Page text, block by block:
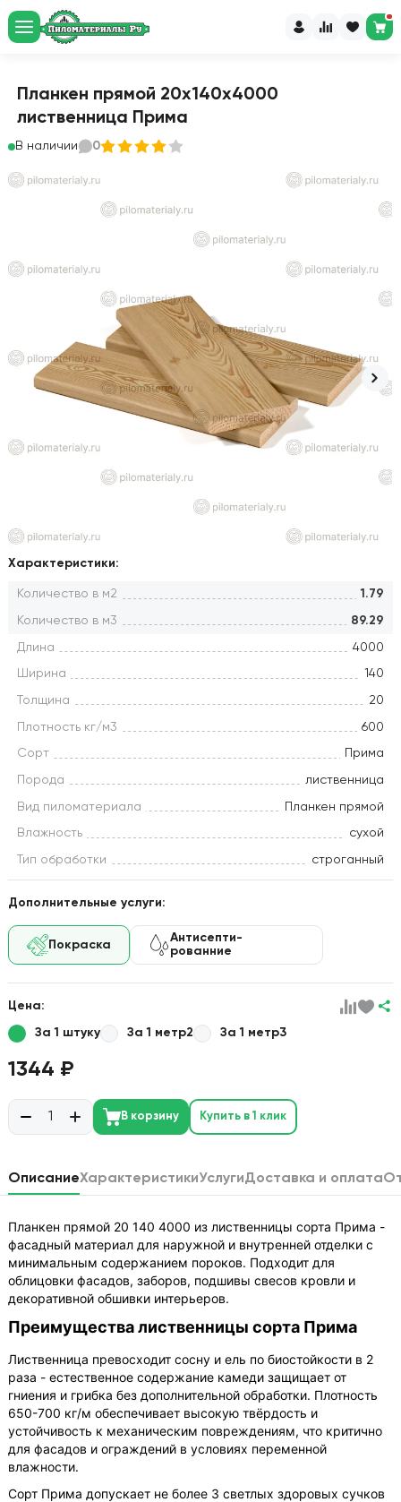
Планкен прямой 20х140х4000
лиственница Прима
В наличии 0
Характеристики:
Количество в м2 1.79
Количество в м3 89.29
Длина 4000
Ширина 140
Толщина 20
Плотность кг/м3 600
Сорт Прима
Порода лиственница
Вид пиломатериала Планкен прямой
Влажность сухой
Тип обработки строганный
Дополнительные услуги:
Покраска
Антисепти-
рованние
Цена:
За 1 штуку За 1 метр2 За 1 метр3
1344 ₽
В корзину Купить в 1 клик
ОписаниеХарактеристикиУслугиДоставка и оплата
Планкен прямой 20 140 4000 из лиственницы сорта Прима -
фасадный материал для наружной и внутренней отделки с
минимальным содержанием пороков. Подходит для
облицовки фасадов, заборов, подшивы свесов кровли и
декоративной обшивки интерьеров.
Преимущества лиственницы сорта Прима
Лиственница превосходит сосну и ель по биостойкости в 2
раза - естественное содержание камеди защищает от
гниения и грибка без дополнительной обработки. Плотность
650-700 кг/м обеспечивает высокую твёрдость и
устойчивость к механическим повреждениям, что критично
для фасадов и ограждений в условиях переменной
влажности.
Сорт Прима допускает не более 3 светлых здоровых сучков